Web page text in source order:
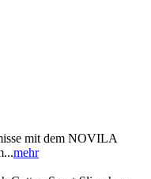
mit dem NOVILA
mehr